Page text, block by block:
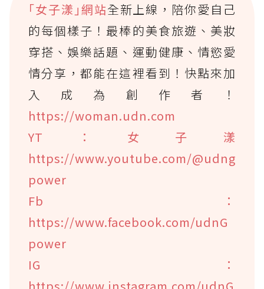
｢女子漾｣網站全新上線，陪你愛自己
的每個樣子！最棒的美食旅遊、美妝
穿搭、娛樂話題、運動健康、情慾愛
情分享，都能在這裡看到！快點來加
入成為創作者！
https://woman.udn.com
YT：女子漾
https://www.youtube.com/@udng
power
Fb：
https://www.facebook.com/udnG
power
IG：